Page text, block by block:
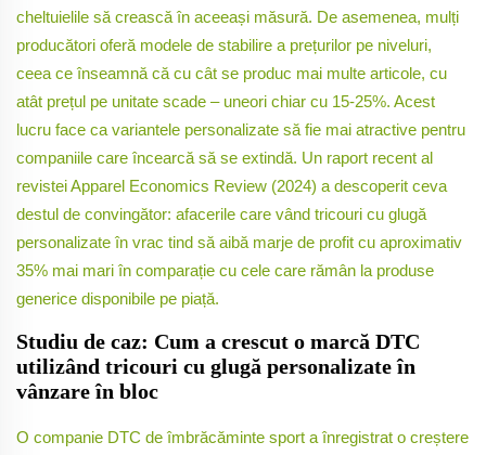
cheltuielile să crească în aceeași măsură. De asemenea, mulți
producători oferă modele de stabilire a prețurilor pe niveluri,
ceea ce înseamnă că cu cât se produc mai multe articole, cu
atât prețul pe unitate scade – uneori chiar cu 15-25%. Acest
lucru face ca variantele personalizate să fie mai atractive pentru
companiile care încearcă să se extindă. Un raport recent al
revistei Apparel Economics Review (2024) a descoperit ceva
destul de convingător: afacerile care vând tricouri cu glugă
personalizate în vrac tind să aibă marje de profit cu aproximativ
35% mai mari în comparație cu cele care rămân la produse
generice disponibile pe piață.
Studiu de caz: Cum a crescut o marcă DTC
utilizând tricouri cu glugă personalizate în
vânzare în bloc
O companie DTC de îmbrăcăminte sport a înregistrat o creștere